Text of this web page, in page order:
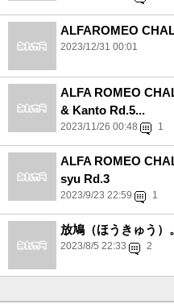
ALFAROMEO
2023/12/31 00:01
ALFA ROMEO
& Kanto Rd.5...
2023/11/26 00:48 1
ALFA ROMEO
syu Rd.3
2023/9/23 22:59 1
放鳩（ほうきゅう）
2023/8/5 22:33 2